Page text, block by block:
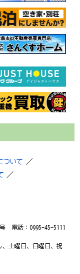
ついて
／
／
号 電話：0995-45-5111
土曜日、日曜日、祝